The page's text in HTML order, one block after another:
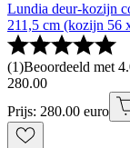
Lundia deur-kozijn
211,5 cm (kozijn 56
(1)Beoordeeld met
280.00
Prijs: 280.00 euro